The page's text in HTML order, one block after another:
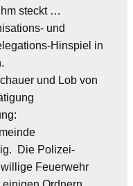
steckt …
und
Hinspiel in
und Lob von
Die Polizei-
Feuerwehr